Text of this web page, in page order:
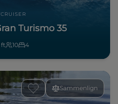
Turismo 35
ft 10 4
Sammenlign